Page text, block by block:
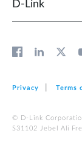
D‑Link
Privacy Terms
© D-Link
S31102 Jebel Ali